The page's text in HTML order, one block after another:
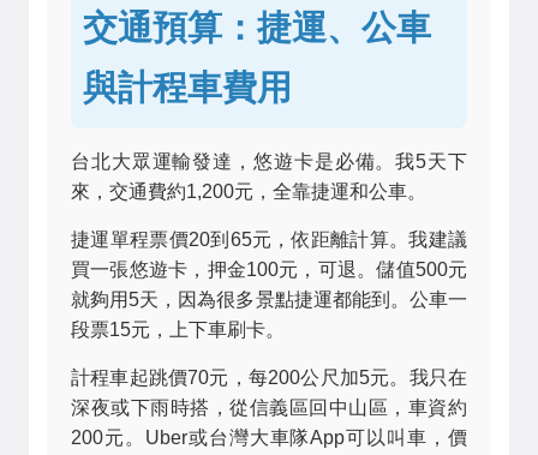
交通預算：捷運、公車
與計程車費用
台北大眾運輸發達，悠遊卡是必備。我5天下
來，交通費約1,200元，全靠捷運和公車。
捷運單程票價20到65元，依距離計算。我建議
買一張悠遊卡，押金100元，可退。儲值500元
就夠用5天，因為很多景點捷運都能到。公車一
段票15元，上下車刷卡。
計程車起跳價70元，每200公尺加5元。我只在
深夜或下雨時搭，從信義區回中山區，車資約
200元。Uber或台灣大車隊App可以叫車，價